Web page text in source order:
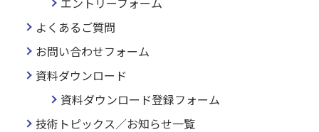
よくあるご質問
お問い合わせフォーム
資料ダウンロード
資料ダウンロード登録フォーム
技術トピックス／お知らせ一覧